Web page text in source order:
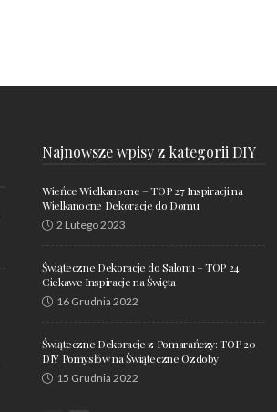
Najnowsze wpisy z kategorii DIY
Wieńce Wielkanocne – TOP 27 Inspiracji na
Wielkanocne Dekoracje do Domu
2 Lutego 2023
Świąteczne Dekoracje do Salonu – TOP 24
Ciekawe Inspiracje na Święta
16 Grudnia 2022
Świąteczne Dekoracje z Pomarańczy: TOP 20
DIY Pomysłów na Świąteczne Ozdoby
15 Grudnia 2022